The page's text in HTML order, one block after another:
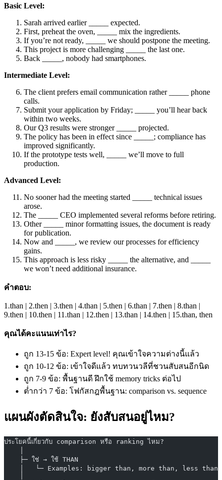
Basic Level:
Sarah arrived earlier _____ expected.
First, preheat the oven, _____ mix the ingredients.
If you’re not ready, _____ we should postpone the meeting.
This project is more challenging _____ the last one.
Back _____, nobody had smartphones.
Intermediate Level:
The client prefers email communication rather _____ phone
calls.
Submit your application by Friday; _____ you’ll hear back
within two weeks.
Our Q3 results were stronger _____ projected.
The policy has been in effect since _____; compliance has
improved significantly.
If the prototype tests well, _____ we’ll move to full
production.
Advanced Level:
No sooner had the meeting started _____ technical issues
arose.
The _____ CEO implemented several reforms before retiring.
Other _____ minor formatting issues, the document is ready
for publication.
Now and _____, we review our processes for efficiency
gains.
This approach is less risky _____ the alternative, and _____
we won’t need additional insurance.
คำตอบ:
1.than | 2.then | 3.then | 4.than | 5.then | 6.than | 7.then | 8.than |
9.then | 10.then | 11.than | 12.then | 13.than | 14.then | 15.than, then
คุณได้คะแนนเท่าไร?
ถูก 13-15 ข้อ: Expert level! คุณเข้าใจความต่างนี้แล้ว
ถูก 10-12 ข้อ: เข้าใจดีแล้ว ทบทวนวลีที่ชวนสับสนอีกนิด
ถูก 7-9 ข้อ: พื้นฐานดี ฝึกใช้ memory tricks ต่อไป
ต่ำกว่า 7 ข้อ: โฟกัสกฎพื้นฐาน: comparison vs. sequence
แผนผังตัดสินใจ: ยังสับสนอยู่ไหม?
ประโยคนี้เกี่ยวกับ comparison หรือ ranking ไหม?
    ├─ ใช่ → ใช้ THAN
│   └─ Examples: bigger than, more than, less